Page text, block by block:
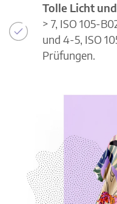
Tolle Licht
> 7, ISO 105-
und 4-5, ISO
Prüfungen.